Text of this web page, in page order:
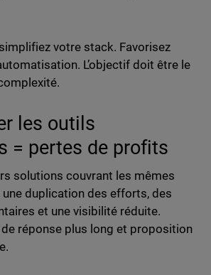
votre stack. Favorisez
L’objectif doit être le
les outils
= pertes de profits
solutions couvrant les mêmes
duplication des efforts, des
et une visibilité réduite.
réponse plus long et proposition